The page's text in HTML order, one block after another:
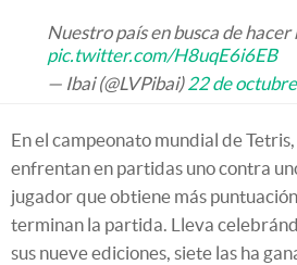
Nuestro país en busca de
pic.twitter.com/H8uqE6i6EB
— Ibai (@LVPibai)22 de
En el campeonato mundial de
enfrentan en partidas uno contra
jugador que obtiene más
terminan la partida. Lleva
sus nueve ediciones, siete las ha